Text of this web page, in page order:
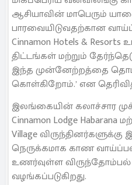
ஆசியாவின் மாபெரும்
பாரவையிடுவதற்கான
Cinnamon Hotels &
திட்டங்கள் மற்றும்
இந்த முன்னேற்றத்தை
கொள்கிறோம்.’ என
இலங்கையின் கலாச்சார
Cinnamon Lodge Habarana
Village
நெருக்கமாக காண
உணர்வுள்ள விருந்தோம்பல்
வழங்கப்படுகிறது.